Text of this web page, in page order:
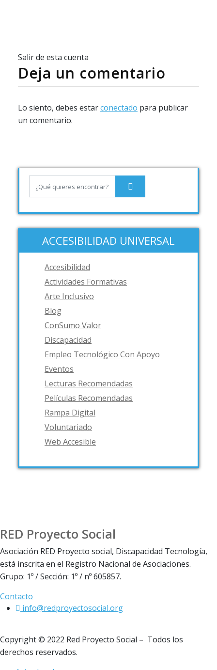
Salir de esta cuenta
Deja un comentario
Lo siento, debes estarconectado para publicar
un comentario.
ACCESIBILIDAD UNIVERSAL
Accesibilidad
Actividades Formativas
Arte Inclusivo
Blog
ConSumo Valor
Discapacidad
Empleo Tecnológico Con Apoyo
Eventos
Lecturas Recomendadas
Películas Recomendadas
Rampa Digital
Voluntariado
Web Accesible
RED Proyecto Social
Asociación RED Proyecto social, Discapacidad Tecnología,
está inscrita en el Registro Nacional de Asociaciones.
Grupo: 1º / Sección: 1º / nº 605857.
Contacto
info@redproyectosocial.org
Copyright © 2022 Red Proyecto Social – Todos los
derechos reservados.